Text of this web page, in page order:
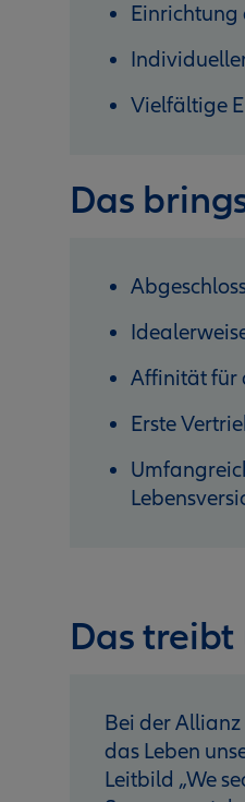
Einrichtung
Vielfältige
Das
Affinität für
Erste
Das treibt
Bei der
das Leben
Leitbild „We